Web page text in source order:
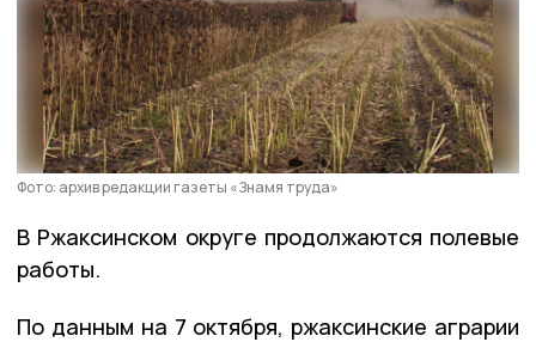
Фото: архив редакции газеты «Знамя труда»
В Ржаксинском округе продолжаются полевые
работы.
По данным на 7 октября, ржаксинские аграрии